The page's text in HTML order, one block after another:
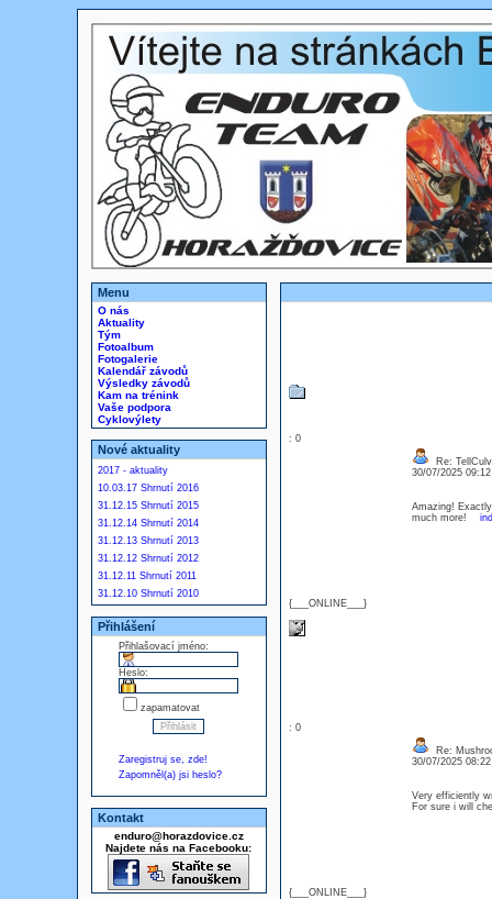
Menu
O nás
Aktuality
Tým
Fotoalbum
Fotogalerie
Kalendář závodů
Výsledky závodů
Kam na trénink
Vaše podpora
Cyklovýlety
Nové aktuality
2017 - aktuality
10.03.17 Shrnutí 2016
31.12.15 Shrnutí 2015
31.12.14 Shrnutí 2014
31.12.13 Shrnutí 2013
31.12.12 Shrnutí 2012
31.12.11 Shrnutí 2011
31.12.10 Shrnutí 2010
Přihlášení
Přihlašovací jméno:
Heslo:
zapamatovat
Zaregistruj se, zde!
Zapomněl(a) jsi heslo?
Kontakt
enduro@horazdovice.cz
Najdete nás na Facebooku:
: 0
{___ONLINE___}
Re:
30/07/2025
Amazing!
much more!
: 0
{___ONLINE___}
Re:
30/07/2025
Very efficiently
For sure i will